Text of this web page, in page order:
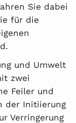
Sie dabei
für die
und Umwelt
zwei
Feiler und
der Initiierung
Verringerung